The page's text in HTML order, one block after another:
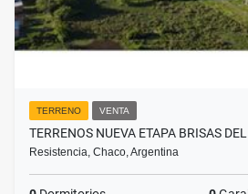
TERRENO VENTA
TERRENOS NUEVA ETAPA BRISAS
Resistencia, Chaco, Argentina